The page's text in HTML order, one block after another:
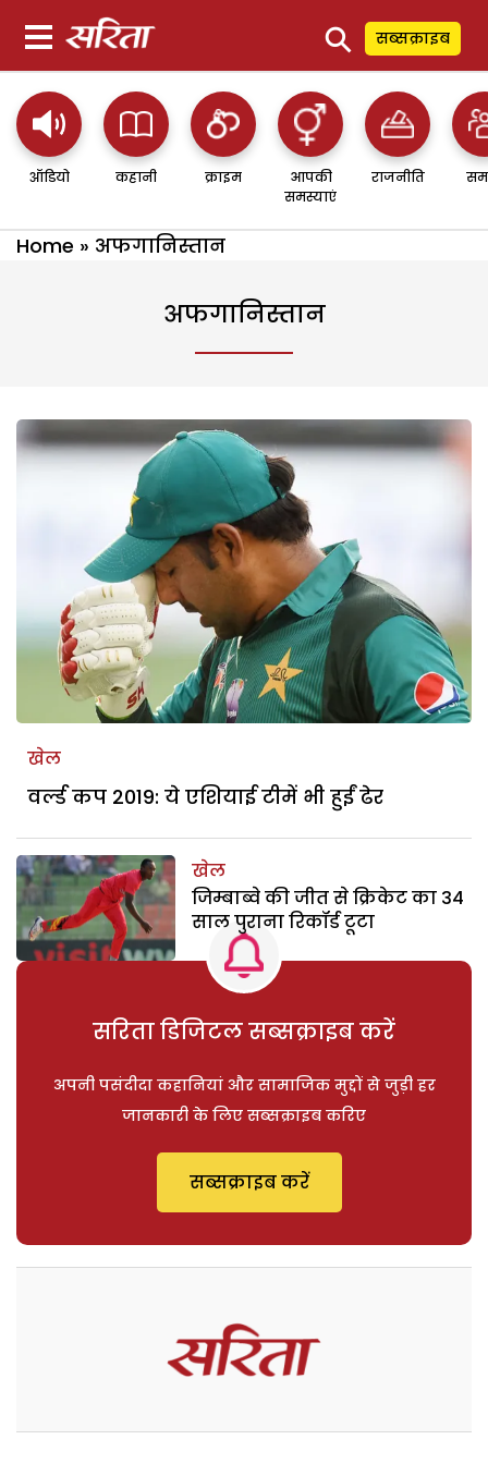
⚲ सब्सक्राइब
ऑडियो कहानी क्राइम
आपकी
समस्याएं
राजनीति
Home » अफगानिस्तान
अफगानिस्तान
खेल
वर्ल्ड कप 2019: ये एशियाई टीमें भी हुईं ढेर
खेल
जिम्बाब्वे की जीत से क्रिकेट का 34
साल पुराना रिकॉर्ड टूटा
सरिता डिजिटल सब्सक्राइब करें
अपनी पसंदीदा कहानियां और सामाजिक मुद्दों से जुड़ी हर
जानकारी के लिए सब्सक्राइब करिए
सब्सक्राइब करें